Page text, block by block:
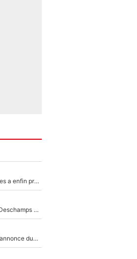
Rester à Barcelone ou partir au PSG, Ferran Torres a enfin pris sa décision : La course contre la montre est lancée !
Le jour où Zinedine Zidane a fait craquer Didier Deschamps en équipe de France : «Je m’en suis voulu», l’ancien sélectionneur a regretté son geste !
Scandale dans la vie privée de Michael Olise : L’annonce du Bayern Munich sur son enfant caché